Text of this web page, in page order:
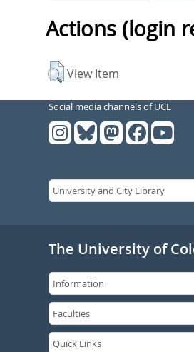
Actions (login
View Item
Social media channels of UCL
The University of